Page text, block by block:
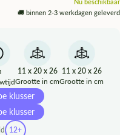
🚚 binnen 2-3 werkdagen geleverd
11 x 20 x 26
Grootte in cm
11 x 20 x 26
Grootte in cm
klusser
klusser
12+